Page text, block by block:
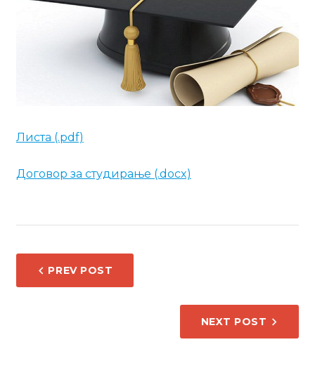
Листа (.pdf)
Договор за студирање (.docx)
НАВИГАЦИЈА
НА
PREV POST
NEXT POST